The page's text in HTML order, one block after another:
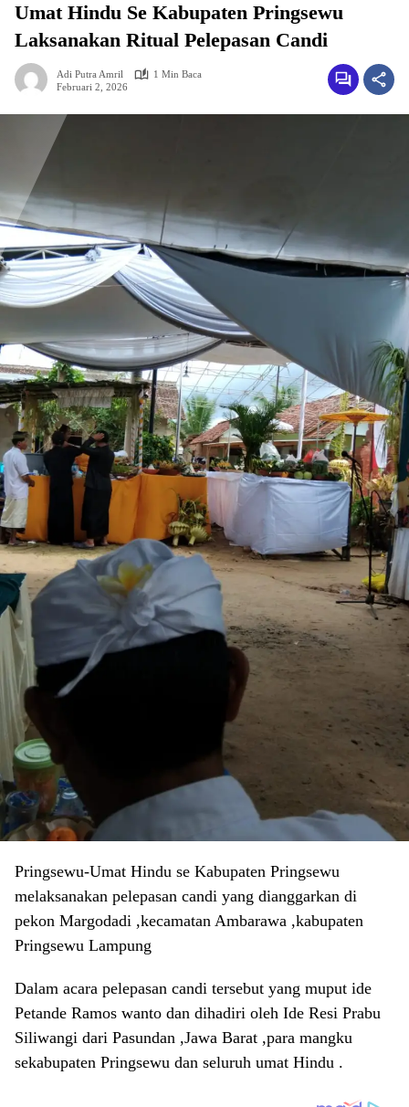
Umat Hindu Se Kabupaten Pringsewu
Laksanakan Ritual Pelepasan Candi
Adi Putra Amril
1 Min Baca
Februari 2, 2026
Pringsewu-Umat Hindu se Kabupaten Pringsewu
melaksanakan pelepasan candi yang dianggarkan di
pekon Margodadi ,kecamatan Ambarawa ,kabupaten
Pringsewu Lampung
Dalam acara pelepasan candi tersebut yang muput ide
Petande Ramos wanto dan dihadiri oleh Ide Resi Prabu
Siliwangi dari Pasundan ,Jawa Barat ,para mangku
sekabupaten Pringsewu dan seluruh umat Hindu .